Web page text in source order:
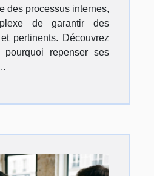
des processus internes,
de garantir des
pertinents. Découvrez
repenser ses